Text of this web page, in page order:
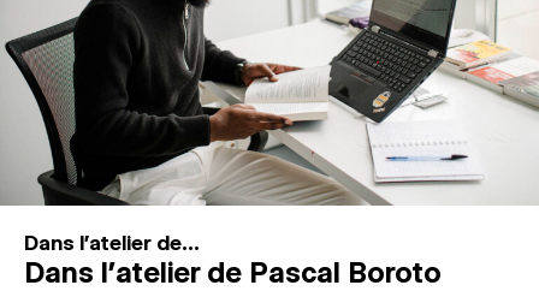
Dans l'atelier de...
Dans l’atelier de Pascal Boroto